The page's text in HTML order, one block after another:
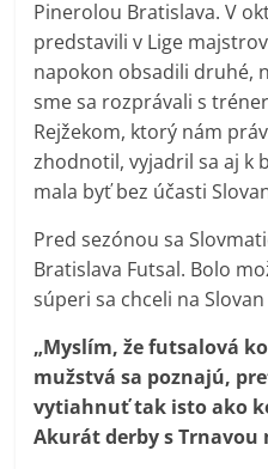
Pinerolou Bratislava. V
predstavili v Lige
napokon obsadili druhé,
sme sa rozprávali s
Rejžekom, ktorý nám
zhodnotil, vyjadril sa aj k
mala byť bez účasti
Pred sezónou sa
Bratislava Futsal. Bolo
súperi sa chceli na
„Myslím, že futsalová
mužstvá sa poznajú,
vytiahnuť tak isto ako
Akurát derby s Trnavou